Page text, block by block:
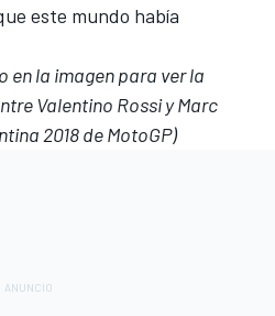
este mundo había
en la imagen para ver la
Valentino Rossi y Marc
2018 de MotoGP)